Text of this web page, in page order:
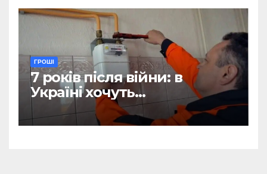
ГРОШІ
7 років після війни: в
Україні хочуть
відтермінувати
встановлення лічильників